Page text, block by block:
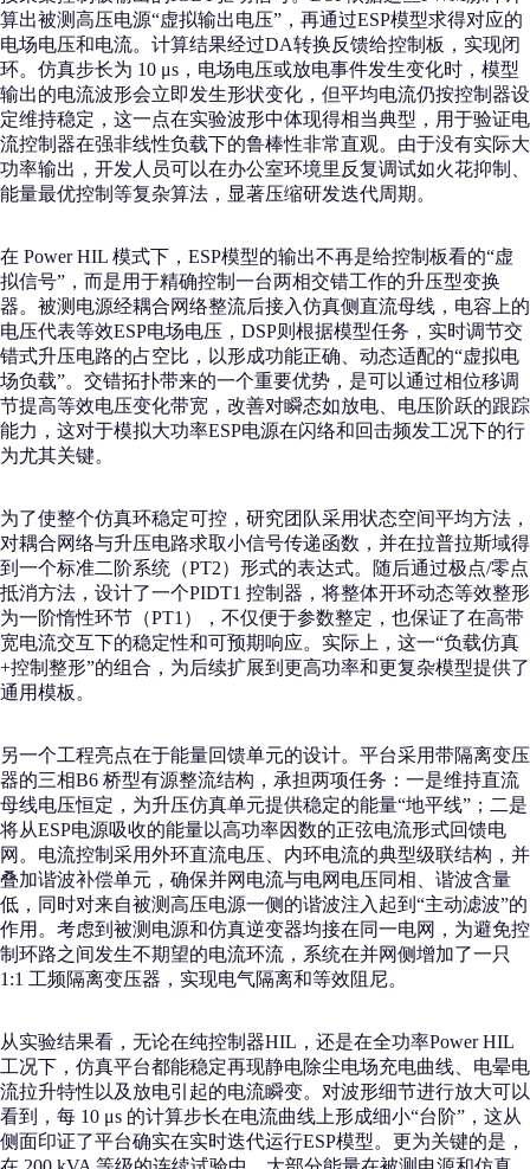
算出被测高压电源“虚拟输出电压”，再通过ESP模型求得对应的
电场电压和电流。计算结果经过DA转换反馈给控制板，实现闭
环。仿真步长为 10 μs，电场电压或放电事件发生变化时，模型
输出的电流波形会立即发生形状变化，但平均电流仍按控制器设
定维持稳定，这一点在实验波形中体现得相当典型，用于验证电
流控制器在强非线性负载下的鲁棒性非常直观。由于没有实际大
功率输出，开发人员可以在办公室环境里反复调试如火花抑制、
能量最优控制等复杂算法，显著压缩研发迭代周期。
在 Power HIL 模式下，ESP模型的输出不再是给控制板看的“虚
拟信号”，而是用于精确控制一台两相交错工作的升压型变换
器。被测电源经耦合网络整流后接入仿真侧直流母线，电容上的
电压代表等效ESP电场电压，DSP则根据模型任务，实时调节交
错式升压电路的占空比，以形成功能正确、动态适配的“虚拟电
场负载”。交错拓扑带来的一个重要优势，是可以通过相位移调
节提高等效电压变化带宽，改善对瞬态如放电、电压阶跃的跟踪
能力，这对于模拟大功率ESP电源在闪络和回击频发工况下的行
为尤其关键。
为了使整个仿真环稳定可控，研究团队采用状态空间平均方法，
对耦合网络与升压电路求取小信号传递函数，并在拉普拉斯域得
到一个标准二阶系统（PT2）形式的表达式。随后通过极点/零点
抵消方法，设计了一个PIDT1 控制器，将整体开环动态等效整形
为一阶惰性环节（PT1），不仅便于参数整定，也保证了在高带
宽电流交互下的稳定性和可预期响应。实际上，这一“负载仿真
+控制整形”的组合，为后续扩展到更高功率和更复杂模型提供了
通用模板。
另一个工程亮点在于能量回馈单元的设计。平台采用带隔离变压
器的三相B6 桥型有源整流结构，承担两项任务：一是维持直流
母线电压恒定，为升压仿真单元提供稳定的能量“地平线”；二是
将从ESP电源吸收的能量以高功率因数的正弦电流形式回馈电
网。电流控制采用外环直流电压、内环电流的典型级联结构，并
叠加谐波补偿单元，确保并网电流与电网电压同相、谐波含量
低，同时对来自被测高压电源一侧的谐波注入起到“主动滤波”的
作用。考虑到被测电源和仿真逆变器均接在同一电网，为避免控
制环路之间发生不期望的电流环流，系统在并网侧增加了一只
1:1 工频隔离变压器，实现电气隔离和等效阻尼。
从实验结果看，无论在纯控制器HIL，还是在全功率Power HIL
工况下，仿真平台都能稳定再现静电除尘电场充电曲线、电晕电
流拉升特性以及放电引起的电流瞬变。对波形细节进行放大可以
看到，每 10 μs 的计算步长在电流曲线上形成细小“台阶”，这从
侧面印证了平台确实在实时迭代运行ESP模型。更为关键的是，